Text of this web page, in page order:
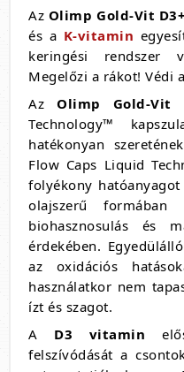
Az Olimp Gold-Vit
és a K-vitamin
keringési rendszer
Megelőzi a rákot! Védi
Az Olimp Gold-Vit
Technology™
hatékonyan
Flow Caps Liquid
folyékony
olajszerű formában
biohasznosulás és
érdekében.
az oxidációs
használatkor nem
ízt és szagot.
A D3 vitamin
felszívódását a